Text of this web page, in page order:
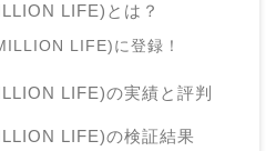
LIFE)とは？
LIFE)に登録！
LIFE)の実績と評判
LIFE)の検証結果